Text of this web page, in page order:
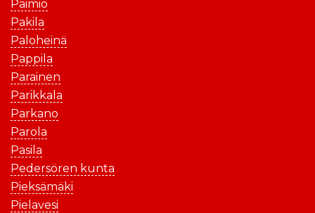
Paimio
Pakila
Paloheinä
Pappila
Parainen
Parikkala
Parkano
Parola
Pasila
Pedersören kunta
Pieksämäki
Pielavesi